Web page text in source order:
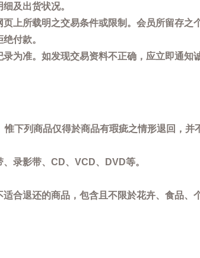
及出货状况。
上所载明之交易条件或限制。会员所留存之
付款。
为准。如发现交易资料不正确，应立即通知
下列商品仅得於商品有瑕疵之情形退回，并
录影带、CD、VCD、DVD等。
合退还的商品，包含且不限於花卉、食品、